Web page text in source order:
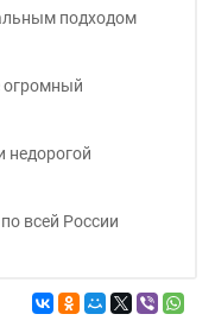
подходом
огромный
недорогой
всей России